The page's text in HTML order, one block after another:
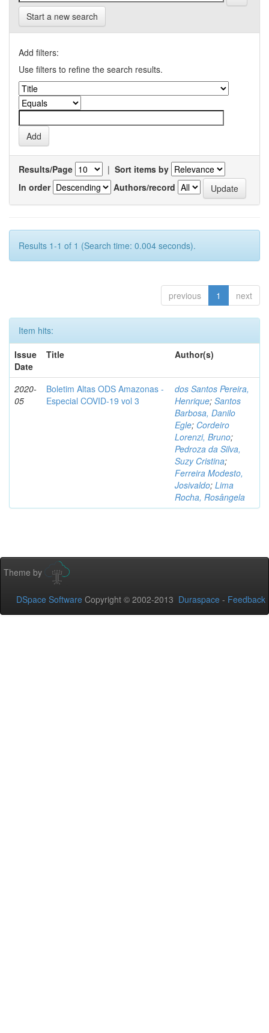
Start a new search
Add filters:
Use filters to refine the search results.
Results/Page | Sort items by
In order
Authors/record
Results 1-1 of 1 (Search time: 0.004 seconds).
previous 1 next
Item hits:
Issue
Date
Title Author(s)
2020-
05
Boletim Altas ODS Amazonas -
Especial COVID-19 vol 3
dos Santos Pereira,
Henrique; Santos
Barbosa, Danilo
Egle; Cordeiro
Lorenzi, Bruno;
Pedroza da Silva,
Suzy Cristina;
Ferreira Modesto,
Josivaldo; Lima
Rocha, Rosângela
Theme by
DSpace Software Copyright © 2002-2013 Duraspace - Feedback